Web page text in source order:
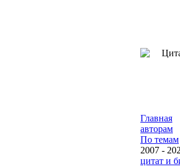
Главная
авторам
По темам
2007 -
цитат и